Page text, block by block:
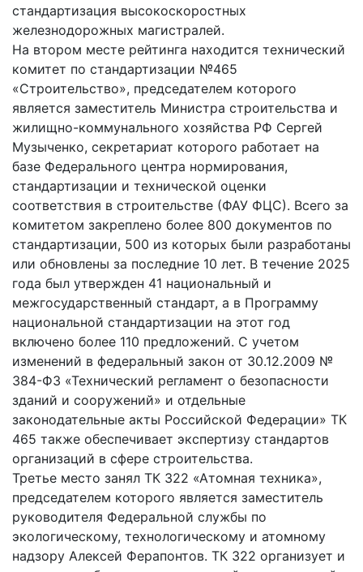
стандартизация высокоскоростных
железнодорожных магистралей.
На втором месте рейтинга находится технический
комитет по стандартизации №465
«Строительство», председателем которого
является заместитель Министра строительства и
жилищно-коммунального хозяйства РФ Сергей
Музыченко, секретариат которого работает на
базе Федерального центра нормирования,
стандартизации и технической оценки
соответствия в строительстве (ФАУ ФЦС). Всего за
комитетом закреплено более 800 документов по
стандартизации, 500 из которых были разработаны
или обновлены за последние 10 лет. В течение 2025
года был утвержден 41 национальный и
межгосударственный стандарт, а в Программу
национальной стандартизации на этот год
включено более 110 предложений. С учетом
изменений в федеральный закон от 30.12.2009 №
384-ФЗ «Технический регламент о безопасности
зданий и сооружений» и отдельные
законодательные акты Российской Федерации» ТК
465 также обеспечивает экспертизу стандартов
организаций в сфере строительства.
Третье место занял ТК 322 «Атомная техника»,
председателем которого является заместитель
руководителя Федеральной службы по
экологическому, технологическому и атомному
надзору Алексей Ферапонтов. ТК 322 организует и